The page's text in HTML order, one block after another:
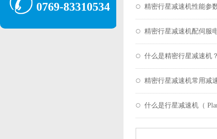
0769-83310534 精密行星减速机性能参
精密行星减速机配伺服
什么是精密行星减速机
精密行星减速机常用减
什么是行星减速机（